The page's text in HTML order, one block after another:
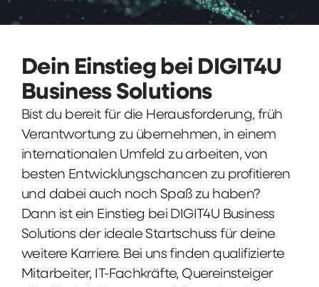
Dein Einstieg bei DIGIT4U
Business Solutions
Bist du bereit für die Herausforderung, früh
Verantwortung zu übernehmen, in einem
internationalen Umfeld zu arbeiten, von
besten Entwicklungschancen zu profitieren
und dabei auch noch Spaß zu haben?
Dann ist ein Einstieg bei DIGIT4U Business
Solutions der ideale Startschuss für deine
weitere Karriere. Bei uns finden qualifizierte
Mitarbeiter, IT-Fachkräfte, Quereinsteiger